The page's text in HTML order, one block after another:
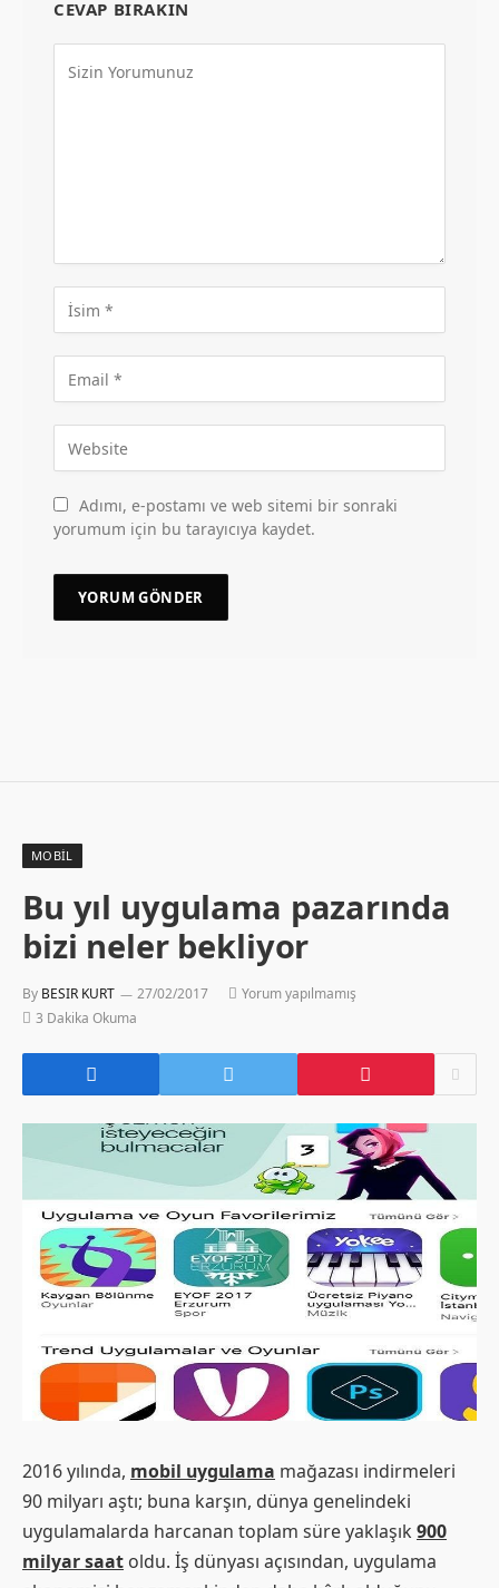
CEVAP BIRAKIN
Adımı, e-postamı ve web sitemi bir sonraki
yorumum için bu tarayıcıya kaydet.
MOBIL
Bu yıl uygulama pazarında
bizi neler bekliyor
By BESIR KURT 27/02/2017
Yorum yapılmamış
3 Dakika Okuma
2016 yılında, mobil uygulama mağazası indirmeleri
90 milyarı aştı; buna karşın, dünya genelindeki
uygulamalarda harcanan toplam süre yaklaşık 900
milyar saat oldu. İş dünyası açısından, uygulama